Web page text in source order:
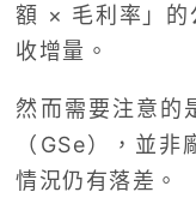
額 × 毛利率」的
收增量。
然而需要注意的
（GSe），並
情況仍有落差。